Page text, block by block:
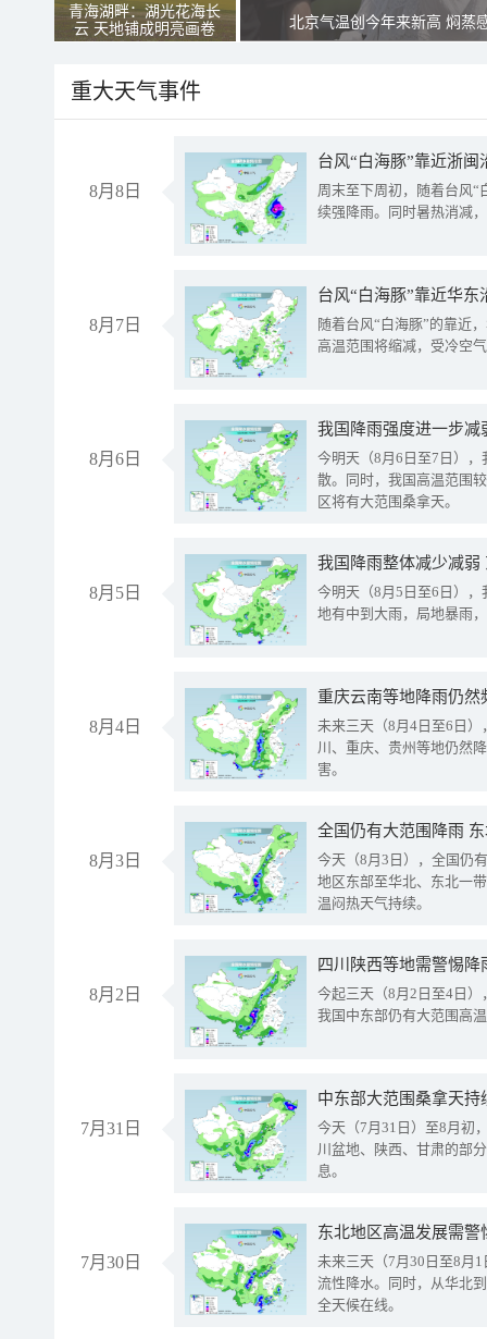
青海湖畔：湖光花海长
云 天地铺成明亮画卷
北京气温创今年来新高 焖蒸
重大天气事件
8月8日
台风“白海豚”靠近浙
周末至下周初，随着台风“
续强降雨。同时暑热消减
8月7日
台风“白海豚”靠近华
随着台风“白海豚”的靠近
高温范围将缩减，受冷空
8月6日
今明天（8月6日至7日）
散。同时，我国高温范围
区将有大范围桑拿天。
8月5日
我国降雨整体减少减弱
今明天（8月5日至6日）
地有中到大雨，局地暴雨
8月4日
重庆云南等地降雨仍然
未来三天（8月4日至6日
川、重庆、贵州等地仍然
害。
8月3日
全国仍有大范围降雨
今天（8月3日），全国仍
地区东部至华北、东北一
温闷热天气持续。
8月2日
今起三天（8月2日至4日
我国中东部仍有大范围高
7月31日
中东部大范围桑拿天
今天（7月31日）至8月初
川盆地、陕西、甘肃的部
息。
7月30日
东北地区高温发展需
未来三天（7月30日至8月
流性降水。同时，从华北
全天候在线。